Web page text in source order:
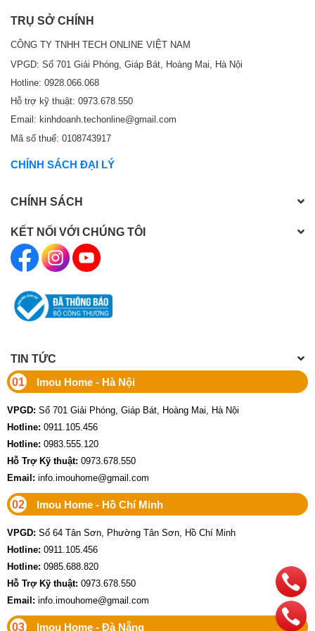
TRỤ SỞ CHÍNH
CÔNG TY TNHH TECH ONLINE VIỆT NAM
VPGD: Số 701 Giải Phóng, Giáp Bát, Hoàng Mai, Hà Nội
Hotline: 0928.066.068
Hỗ trợ kỹ thuật: 0973.678.550
Email: kinhdoanh.techonline@gmail.com
Mã số thuế: 0108743917
CHÍNH SÁCH ĐẠI LÝ
CHÍNH SÁCH
KẾT NỐI VỚI CHÚNG TÔI
TIN TỨC
01
Imou Home - Hà Nội
VPGD: Số 701 Giải Phóng, Giáp Bát, Hoàng Mai, Hà Nội
Hotline: 0911.105.456
Hotline: 0983.555.120
Hỗ Trợ Kỹ thuật: 0973.678.550
Email: info.imouhome@gmail.com
02 Imou Home - Hồ Chí Minh
VPGD: Số 64 Tân Sơn, Phường Tân Sơn, Hồ Chí Minh
Hotline: 0911.105.456
Hotline: 0985.688.820
Hỗ Trợ Kỹ thuật: 0973.678.550
Email: info.imouhome@gmail.com
03 Imou Home - Đà Nẵng